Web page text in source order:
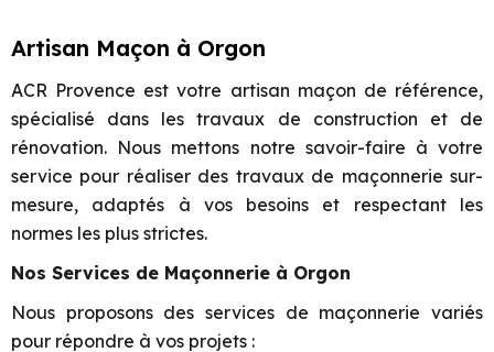
Artisan Maçon à Orgon
ACR Provence est votre artisan maçon de référence,
spécialisé dans les travaux de construction et de
rénovation. Nous mettons notre savoir-faire à votre
service pour réaliser des travaux de maçonnerie sur-
mesure, adaptés à vos besoins et respectant les
normes les plus strictes.
Nos Services de Maçonnerie à Orgon
Nous proposons des services de maçonnerie variés
pour répondre à vos projets :